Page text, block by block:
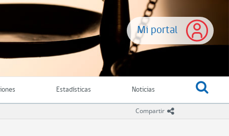
Mi portal
Estadísticas Noticias
Compartir icono compartir